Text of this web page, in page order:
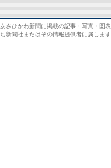
あさひかわ新聞に掲載の記事・写真・図
ち新聞社またはその情報提供者に属します